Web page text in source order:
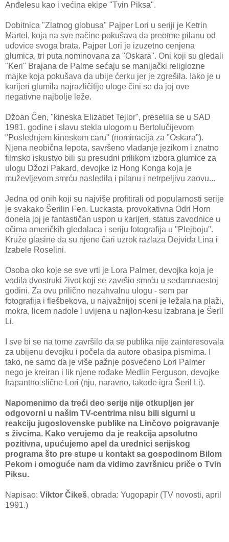
Anđelesu kao i većina ekipe "Tvin Piksa".
Dobitnica "Zlatnog globusa" Pajper Lori u seriji je Ketrin
Martel, koja na sve načine pokušava da preotme pilanu od
udovice svoga brata. Pajper Lori je izuzetno cenjena
glumica, tri puta nominovana za "Oskara". Oni koji su gledali
"Keri" Brajana de Palme sećaju se manijački religiozne
majke koja pokušava da ubije ćerku jer je zgrešila. Iako je u
karijeri glumila najrazličitije uloge čini se da joj ove
negativne najbolje leže.
Džoan Čen, "kineska Elizabet Tejlor", preselila se u SAD
1981. godine i slavu stekla ulogom u Bertolučijevom
"Poslednjem kineskom caru" (nominacija za "Oskara").
Njena neobična lepota, savršeno vladanje jezikom i znatno
filmsko iskustvo bili su presudni prilikom izbora glumice za
ulogu Džozi Pakard, devojke iz Hong Konga koja je
muževljevom smrću nasledila i pilanu i netrpeljivu zaovu...
Jedna od onih koji su najviše profitirali od popularnosti serije
je svakako Šerilin Fen. Luckasta, provokativna Odri Horn
donela joj je fantastičan uspon u karijeri, status zavodnice u
očima američkih gledalaca i seriju fotografija u "Plejboju".
Kruže glasine da su njene čari uzrok razlaza Dejvida Lina i
Izabele Roselini.
Osoba oko koje se sve vrti je Lora Palmer, devojka koja je
vodila dvostruki život koji se završio smrću u sedamnaestoj
godini. Za ovu prilično nezahvalnu ulogu - sem par
fotografija i flešbekova, u najvažnijoj sceni je ležala na plaži,
mokra, licem nadole i uvijena u najlon-kesu izabrana je Šeril
Li.
I sve bi se na tome završilo da se publika nije zainteresovala
za ubijenu devojku i počela da autore obasipa pismima. I
tako, ne samo da je više pažnje posvećeno Lori Palmer
nego je kreiran i lik njene rođake Medlin Ferguson, devojke
frapantno slične Lori (nju, naravno, takođe igra Šeril Li).
Napomenimo da treći deo serije nije otkupljen jer
odgovorni u našim TV-centrima nisu bili sigurni u
reakciju jugoslovenske publike na Linčovo poigravanje
s živcima. Kako verujemo da je reakcija apsolutno
pozitivna, upućujemo apel da urednici serijskog
programa što pre stupe u kontakt sa gospodinom Bilom
Pekom i omoguće nam da vidimo završnicu priče o Tvin
Piksu.
Napisao: Viktor Čikeš, obrada: Yugopapir (TV novosti, april
1991.)